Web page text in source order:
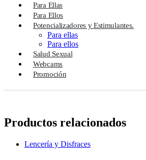
Para Ellas
Para Ellos
Potencializadores y Estimulantes.
Para ellas
Para ellos
Salud Sexual
Webcams
Promoción
Productos relacionados
Lencería y Disfraces